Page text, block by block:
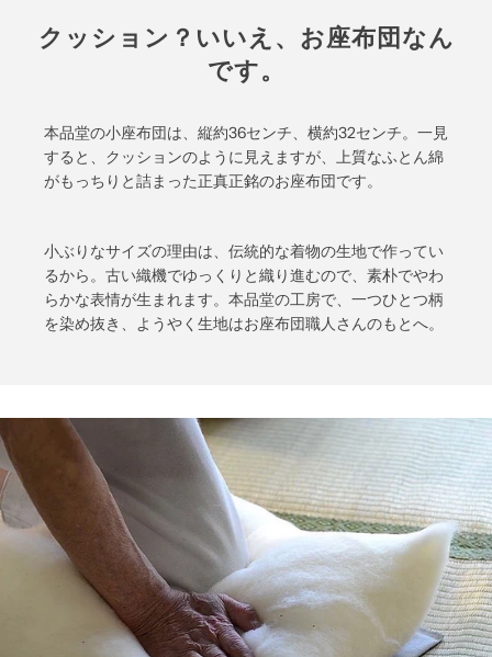
クッション？いいえ、お座布団なん
です。
本品堂の小座布団は、縦約36センチ、横約32センチ。一見
すると、クッションのように見えますが、上質なふとん綿
がもっちりと詰まった正真正銘のお座布団です。
小ぶりなサイズの理由は、伝統的な着物の生地で作ってい
るから。古い織機でゆっくりと織り進むので、素朴でやわ
らかな表情が生まれます。本品堂の工房で、一つひとつ柄
を染め抜き、ようやく生地はお座布団職人さんのもとへ。